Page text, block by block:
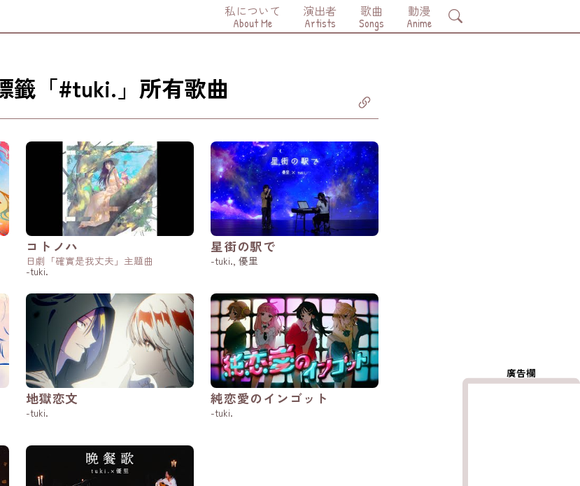
私について
About Me
演出者
Artists
歌曲
Songs
動漫
Anime
Search
籤「#tuki.」所有歌曲
コトノハ
日劇「確實是我丈夫」主題曲
-tuki.
星街の駅で
-tuki., 優里
地獄恋文
-tuki.
純恋愛のインゴット
-tuki.
廣告欄